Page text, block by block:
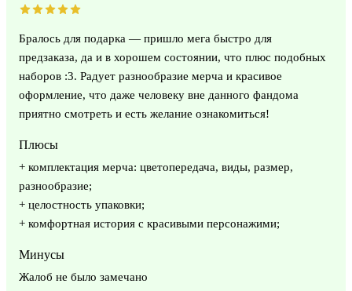
Бралось для подарка — пришло мега быстро для
предзаказа, да и в хорошем состоянии, что плюс подобных
наборов :3. Радует разнообразие мерча и красивое
оформление, что даже человеку вне данного фандома
приятно смотреть и есть желание ознакомиться!
Плюсы
+ комплектация мерча: цветопередача, виды, размер,
разнообразие;
+ целостность упаковки;
+ комфортная история с красивыми персонажими;
Минусы
Жалоб не было замечано